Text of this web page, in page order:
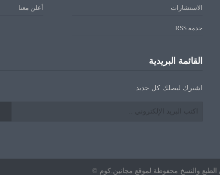
الاستشارات أعلن معنا
خدمة RSS
القائمة البريدية
اشترك ليصلك كل جديد.
الطبع والنسخ محفوظة لموقع مجانين.كوم ©